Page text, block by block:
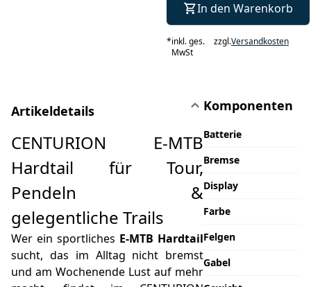
In den Warenkorb
*inkl. ges.
MwSt
zzgl.Versandkosten
Artikeldetails
CENTURION E-MTB
Hardtail für Tour,
Pendeln &
gelegentliche Trails
Wer ein sportliches E-MTB Hardtail
sucht, das im Alltag nicht bremst
und am Wochenende Lust auf mehr
Komponenten
Batterie
Bremse
Display
Farbe
Felgen
Gabel